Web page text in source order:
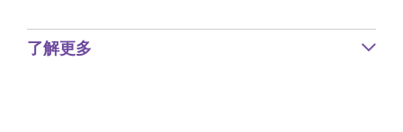
了解更多